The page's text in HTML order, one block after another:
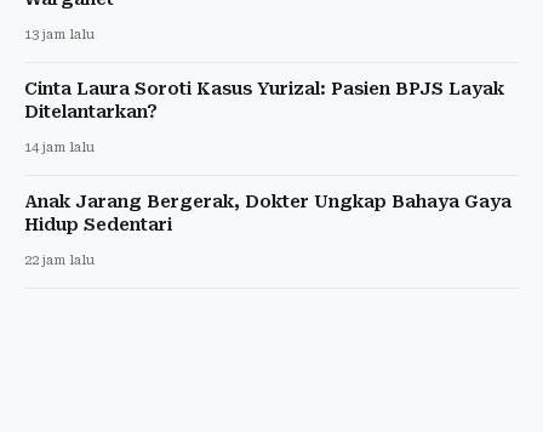
13 jam lalu
Cinta Laura Soroti Kasus Yurizal: Pasien BPJS Layak
Ditelantarkan?
14 jam lalu
Anak Jarang Bergerak, Dokter Ungkap Bahaya Gaya
Hidup Sedentari
22 jam lalu